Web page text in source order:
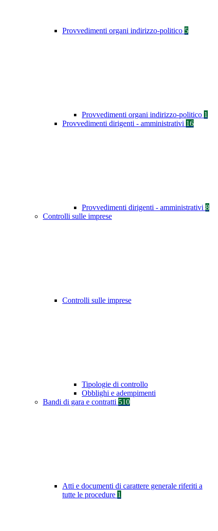
Provvedimenti organi indirizzo-politico 5
Provvedimenti organi indirizzo-politico 1
Provvedimenti dirigenti - amministrativi 16
Provvedimenti dirigenti - amministrativi 8
Controlli sulle imprese
Controlli sulle imprese
Tipologie di controllo
Obblighi e adempimenti
Bandi di gara e contratti 510
Atti e documenti di carattere generale riferiti a
tutte le procedure 1